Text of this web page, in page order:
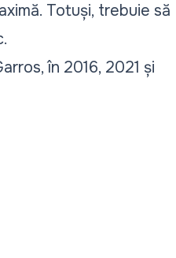
Totuși, trebuie să
în 2016, 2021 și